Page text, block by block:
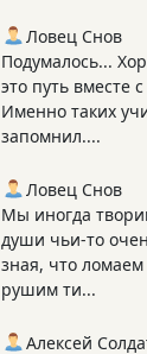
Ловец Снов
Подумалось...
это путь вместе
Именно таких
запомнил....
Ловец Снов
Мы иногда
души чьи-то
зная, что
рушим ти...
Алексей